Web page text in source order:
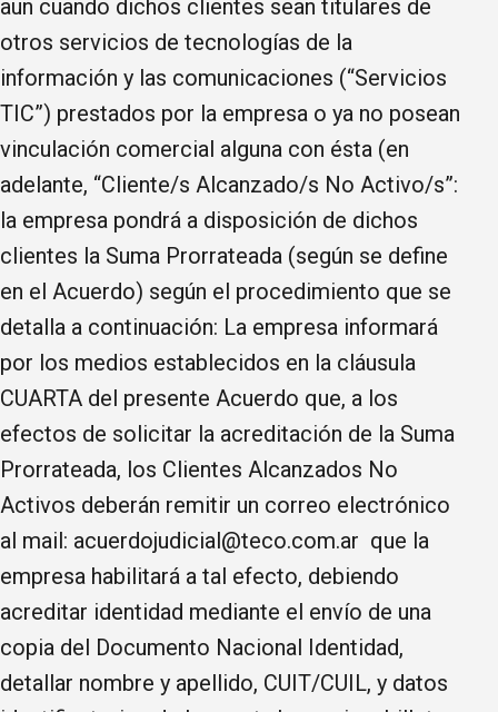
aun cuando dichos clientes sean titulares de
otros servicios de tecnologías de la
información y las comunicaciones (“Servicios
TIC”) prestados por la empresa o ya no posean
vinculación comercial alguna con ésta (en
adelante, “Cliente/s Alcanzado/s No Activo/s”:
la empresa pondrá a disposición de dichos
clientes la Suma Prorrateada (según se define
en el Acuerdo) según el procedimiento que se
detalla a continuación: La empresa informará
por los medios establecidos en la cláusula
CUARTA del presente Acuerdo que, a los
efectos de solicitar la acreditación de la Suma
Prorrateada, los Clientes Alcanzados No
Activos deberán remitir un correo electrónico
al mail: acuerdojudicial@teco.com.ar que la
empresa habilitará a tal efecto, debiendo
acreditar identidad mediante el envío de una
copia del Documento Nacional Identidad,
detallar nombre y apellido, CUIT/CUIL, y datos